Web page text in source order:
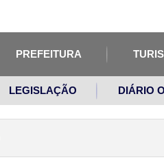
PREFEITURA
LEGISLAÇÃO DIÁRIO